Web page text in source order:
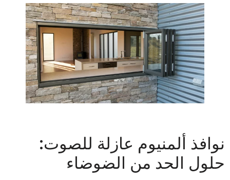
ألمنيوم عازلة للصوت:
الحد من الضوضاء